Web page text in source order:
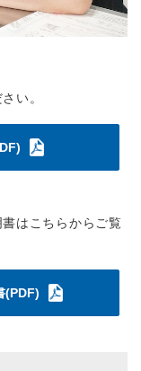
い。
はこちらからご覧
(PDF)